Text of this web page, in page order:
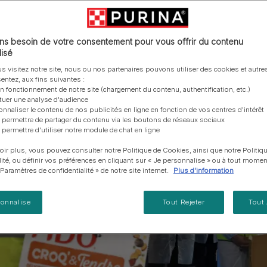
Purina® One®
Toutes nos marques
Tous nos conseils d’expert
pour chien
PRO PLAN® Veterinary Diets
Comment choisir ses
récompenses
Tous nos conseils d’expert
Santé et bien-être du chat
Alimentation pour un chat
fabrication et de leur impact environnemental.
En savoir plus
d'Agriculture Régénératrice
Nos efforts en matière de
Farmtopia
besoin de votre consentement pour vous offrir du contenu
visitez notre site, nous ou nos partenaires pouvons utiliser des cookies et
aux fins suivantes :
fonctionnement de notre site (chargement du contenu, authentification, etc.)
une analyse d'audience
le contenu de nos publicités en ligne en fonction de vos centres d'intérêt
de partager du contenu via les boutons de réseaux sociaux
d'utiliser notre module de chat en ligne
plus, vous pouvez consulter notre Politique de Cookies, ainsi que notre
ou définir vos préférences en cliquant sur « Je personnalise » ou à tout
de confidentialité » de notre site internet.
Plus d'information
Tout Rejeter Tout